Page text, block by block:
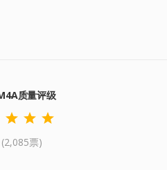
质量评级
(2,085票)